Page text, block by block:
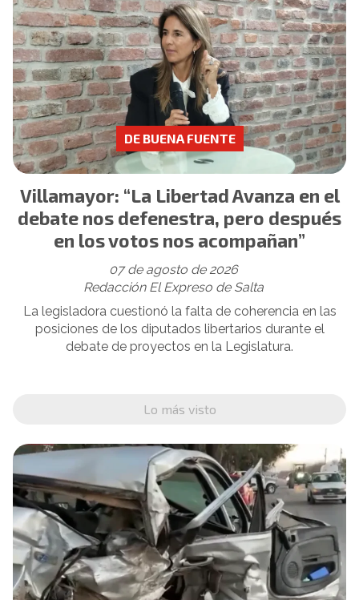
Villamayor: “La Libertad Avanza en el
debate nos defenestra, pero después
en los votos nos acompañan”
Redacción El Expreso de Salta
DE BUENA FUENTE
07 de agosto de 2026
La legisladora cuestionó la falta de coherencia en las
posiciones de los diputados libertarios durante el
debate de proyectos en la Legislatura.
Lo más visto